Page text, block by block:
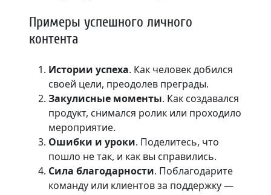
Примеры успешного личного
контента
Истории успеха. Как человек добился
своей цели, преодолев преграды.
Закулисные моменты. Как создавался
продукт, снимался ролик или проходило
мероприятие.
Ошибки и уроки. Поделитесь, что
пошло не так, и как вы справились.
Сила благодарности. Поблагодарите
команду или клиентов за поддержку —